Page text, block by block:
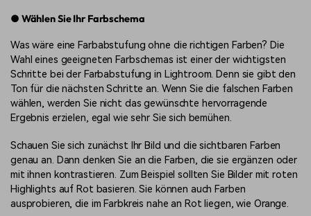
● Wählen Sie Ihr Farbschema
Was wäre eine Farbabstufung ohne die richtigen Farben? Die
Wahl eines geeigneten Farbschemas ist einer der wichtigsten
Schritte bei der Farbabstufung in Lightroom. Denn sie gibt den
Ton für die nächsten Schritte an. Wenn Sie die falschen Farben
wählen, werden Sie nicht das gewünschte hervorragende
Ergebnis erzielen, egal wie sehr Sie sich bemühen.
Schauen Sie sich zunächst Ihr Bild und die sichtbaren Farben
genau an. Dann denken Sie an die Farben, die sie ergänzen oder
mit ihnen kontrastieren. Zum Beispiel sollten Sie Bilder mit roten
Highlights auf Rot basieren. Sie können auch Farben
ausprobieren, die im Farbkreis nahe an Rot liegen, wie Orange.